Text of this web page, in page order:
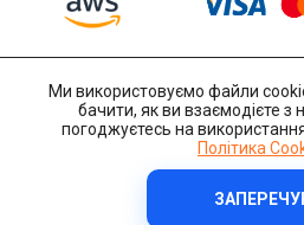
Copyright © 2014-2026 IT-Decision
Ми використовуємо файли
бачити, як ви взаємодієте
погоджуєтесь на
Політика